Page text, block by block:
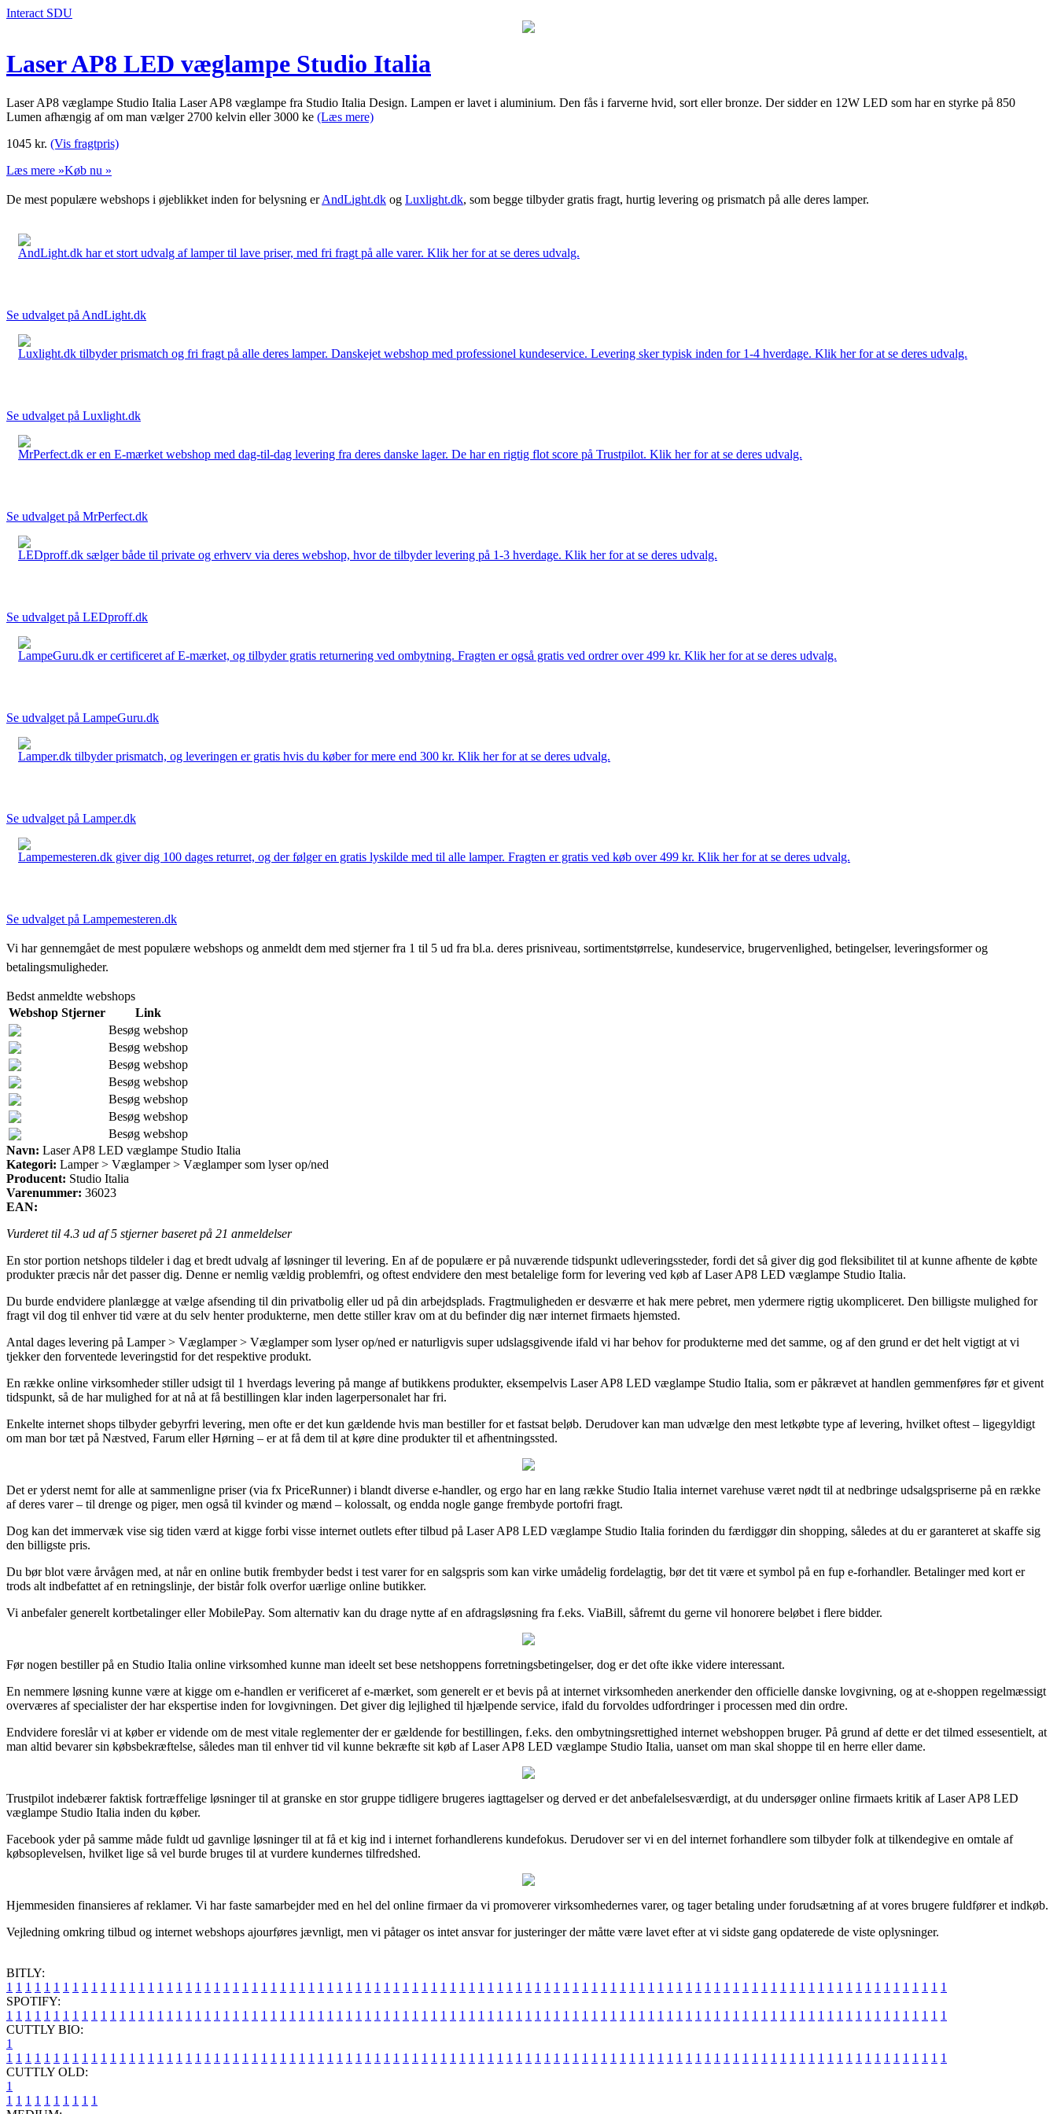
Interact SDU
Laser AP8 LED væglampe Studio Italia
Laser AP8 væglampe Studio Italia Laser AP8 væglampe fra Studio Italia Design. Lampen er lavet i aluminium. Den fås i farverne hvid, sort eller bronze. Der sidder en 12W LED som har en styrke på 850
Lumen afhængig af om man vælger 2700 kelvin eller 3000 ke (Læs mere)
1045 kr. (Vis fragtpris)
Læs mere »Køb nu »
De mest populære webshops i øjeblikket inden for belysning erAndLight.dk og Luxlight.dk, som begge tilbyder gratis fragt, hurtig levering og prismatch på alle deres lamper.
AndLight.dk har et stort udvalg af lamper til lave priser, med fri fragt på alle varer. Klik her for at se deres udvalg.
Se udvalget på AndLight.dk
Luxlight.dk tilbyder prismatch og fri fragt på alle deres lamper. Danskejet webshop med professionel kundeservice. Levering sker typisk inden for 1-4 hverdage. Klik her for at se deres udvalg.
Se udvalget på Luxlight.dk
MrPerfect.dk er en E-mærket webshop med dag-til-dag levering fra deres danske lager. De har en rigtig flot score på Trustpilot. Klik her for at se deres udvalg.
Se udvalget på MrPerfect.dk
LEDproff.dk sælger både til private og erhverv via deres webshop, hvor de tilbyder levering på 1-3 hverdage. Klik her for at se deres udvalg.
Se udvalget på LEDproff.dk
LampeGuru.dk er certificeret af E-mærket, og tilbyder gratis returnering ved ombytning. Fragten er også gratis ved ordrer over 499 kr. Klik her for at se deres udvalg.
Se udvalget på LampeGuru.dk
Lamper.dk tilbyder prismatch, og leveringen er gratis hvis du køber for mere end 300 kr. Klik her for at se deres udvalg.
Se udvalget på Lamper.dk
Lampemesteren.dk giver dig 100 dages returret, og der følger en gratis lyskilde med til alle lamper. Fragten er gratis ved køb over 499 kr. Klik her for at se deres udvalg.
Se udvalget på Lampemesteren.dk
Vi har gennemgået de mest populære webshops og anmeldt dem med stjerner fra 1 til 5 ud fra bl.a. deres prisniveau, sortimentstørrelse, kundeservice, brugervenlighed, betingelser, leveringsformer og
betalingsmuligheder.
Bedst anmeldte webshops
Webshop Stjerner
Link
Besøg webshop
Besøg webshop
Besøg webshop
Besøg webshop
Besøg webshop
Besøg webshop
Besøg webshop
Navn: Laser AP8 LED væglampe Studio Italia
Kategori: Lamper > Væglamper > Væglamper som lyser op/ned
Producent: Studio Italia
Varenummer: 36023
EAN:
Vurderet til 4.3 ud af 5 stjerner baseret på 21 anmeldelser
En stor portion netshops tildeler i dag et bredt udvalg af løsninger til levering. En af de populære er på nuværende tidspunkt udleveringssteder, fordi det så giver dig god fleksibilitet til at kunne afhente de købte
produkter præcis når det passer dig. Denne er nemlig vældig problemfri, og oftest endvidere den mest betalelige form for levering ved køb af Laser AP8 LED væglampe Studio Italia.
Du burde endvidere planlægge at vælge afsending til din privatbolig eller ud på din arbejdsplads. Fragtmuligheden er desværre et hak mere pebret, men ydermere rigtig ukompliceret. Den billigste mulighed for
fragt vil dog til enhver tid være at du selv henter produkterne, men dette stiller krav om at du befinder dig nær internet firmaets hjemsted.
Antal dages levering på Lamper > Væglamper > Væglamper som lyser op/ned er naturligvis super udslagsgivende ifald vi har behov for produkterne med det samme, og af den grund er det helt vigtigt at vi
tjekker den forventede leveringstid for det respektive produkt.
En række online virksomheder stiller udsigt til 1 hverdags levering på mange af butikkens produkter, eksempelvis Laser AP8 LED væglampe Studio Italia, som er påkrævet at handlen gemmenføres før et givent
tidspunkt, så de har mulighed for at nå at få bestillingen klar inden lagerpersonalet har fri.
Enkelte internet shops tilbyder gebyrfri levering, men ofte er det kun gældende hvis man bestiller for et fastsat beløb. Derudover kan man udvælge den mest letkøbte type af levering, hvilket oftest – ligegyldigt
om man bor tæt på Næstved, Farum eller Hørning – er at få dem til at køre dine produkter til et afhentningssted.
Det er yderst nemt for alle at sammenligne priser (via fx PriceRunner) i blandt diverse e-handler, og ergo har en lang række Studio Italia internet varehuse været nødt til at nedbringe udsalgspriserne på en række
af deres varer – til drenge og piger, men også til kvinder og mænd – kolossalt, og endda nogle gange frembyde portofri fragt.
Dog kan det immervæk vise sig tiden værd at kigge forbi visse internet outlets efter tilbud på Laser AP8 LED væglampe Studio Italia forinden du færdiggør din shopping, således at du er garanteret at skaffe sig
den billigste pris.
Du bør blot være årvågen med, at når en online butik frembyder bedst i test varer for en salgspris som kan virke umådelig fordelagtig, bør det tit være et symbol på en fup e-forhandler. Betalinger med kort er
trods alt indbefattet af en retningslinje, der bistår folk overfor uærlige online butikker.
Vi anbefaler generelt kortbetalinger eller MobilePay. Som alternativ kan du drage nytte af en afdragsløsning fra f.eks. ViaBill, såfremt du gerne vil honorere beløbet i flere bidder.
Før nogen bestiller på en Studio Italia online virksomhed kunne man ideelt set bese netshoppens forretningsbetingelser, dog er det ofte ikke videre interessant.
En nemmere løsning kunne være at kigge om e-handlen er verificeret af e-mærket, som generelt er et bevis på at internet virksomheden anerkender den officielle danske lovgivning, og at e-shoppen regelmæssigt
overværes af specialister der har ekspertise inden for lovgivningen. Det giver dig lejlighed til hjælpende service, ifald du forvoldes udfordringer i processen med din ordre.
Endvidere foreslår vi at køber er vidende om de mest vitale reglementer der er gældende for bestillingen, f.eks. den ombytningsrettighed internet webshoppen bruger. På grund af dette er det tilmed essesentielt, at
man altid bevarer sin købsbekræftelse, således man til enhver tid vil kunne bekræfte sit køb af Laser AP8 LED væglampe Studio Italia, uanset om man skal shoppe til en herre eller dame.
Trustpilot indebærer faktisk fortræffelige løsninger til at granske en stor gruppe tidligere brugeres iagttagelser og derved er det anbefalelsesværdigt, at du undersøger online firmaets kritik af Laser AP8 LED
væglampe Studio Italia inden du køber.
Facebook yder på samme måde fuldt ud gavnlige løsninger til at få et kig ind i internet forhandlerens kundefokus. Derudover ser vi en del internet forhandlere som tilbyder folk at tilkendegive en omtale af
købsoplevelsen, hvilket lige så vel burde bruges til at vurdere kundernes tilfredshed.
Hjemmesiden finansieres af reklamer. Vi har faste samarbejder med en hel del online firmaer da vi promoverer virksomhedernes varer, og tager betaling under forudsætning af at vores brugere fuldfører et indkøb.
Vejledning omkring tilbud og internet webshops ajourføres jævnligt, men vi påtager os intet ansvar for justeringer der måtte være lavet efter at vi sidste gang opdaterede de viste oplysninger.
BITLY:
1 1 1 1 1 1 1 1 1 1 1 1 1 1 1 1 1 1 1 1 1 1 1 1 1 1 1 1 1 1 1 1 1 1 1 1 1 1 1 1 1 1 1 1 1 1 1 1 1 1 1 1 1 1 1 1 1 1 1 1 1 1 1 1 1 1 1 1 1 1 1 1 1 1 1 1 1 1 1 1 1 1 1 1 1 1 1 1 1 1 1 1 1 1 1 1 1 1 1 1
SPOTIFY:
1 1 1 1 1 1 1 1 1 1 1 1 1 1 1 1 1 1 1 1 1 1 1 1 1 1 1 1 1 1 1 1 1 1 1 1 1 1 1 1 1 1 1 1 1 1 1 1 1 1 1 1 1 1 1 1 1 1 1 1 1 1 1 1 1 1 1 1 1 1 1 1 1 1 1 1 1 1 1 1 1 1 1 1 1 1 1 1 1 1 1 1 1 1 1 1 1 1 1 1
CUTTLY BIO:
1
1 1 1 1 1 1 1 1 1 1 1 1 1 1 1 1 1 1 1 1 1 1 1 1 1 1 1 1 1 1 1 1 1 1 1 1 1 1 1 1 1 1 1 1 1 1 1 1 1 1 1 1 1 1 1 1 1 1 1 1 1 1 1 1 1 1 1 1 1 1 1 1 1 1 1 1 1 1 1 1 1 1 1 1 1 1 1 1 1 1 1 1 1 1 1 1 1 1 1 1
CUTTLY OLD:
1
1 1 1 1 1 1 1 1 1 1